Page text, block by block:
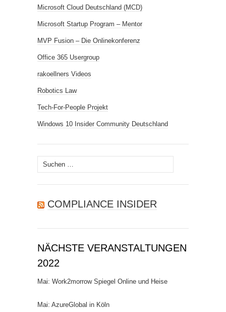
Microsoft Cloud Deutschland (MCD)
Microsoft Startup Program – Mentor
MVP Fusion – Die Onlinekonferenz
Office 365 Usergroup
rakoellners Videos
Robotics Law
Tech-For-People Projekt
Windows 10 Insider Community Deutschland
Suchen
nach:
COMPLIANCE INSIDER
NÄCHSTE VERANSTALTUNGEN
2022
Mai: Work2morrow Spiegel Online und Heise
Mai: AzureGlobal in Köln